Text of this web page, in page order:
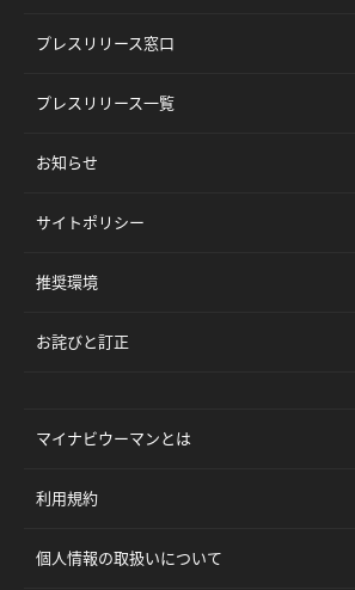
プレスリリース窓口
プレスリリース一覧
お知らせ
サイトポリシー
推奨環境
お詫びと訂正
マイナビウーマンとは
利用規約
個人情報の取扱いについて